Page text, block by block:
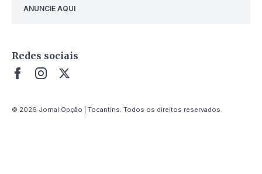
ANUNCIE AQUI
Redes sociais
© 2026 Jornal Opção | Tocantins. Todos os direitos reservados.